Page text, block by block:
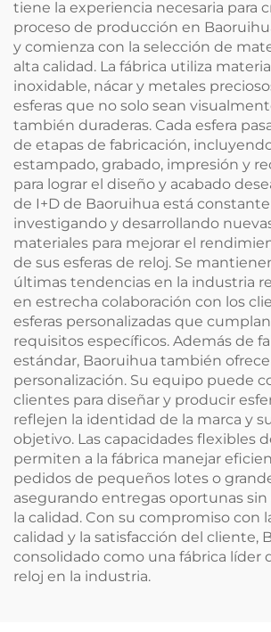
tiene la experiencia necesaria para
proceso de producción en
y comienza con la selección de
alta calidad. La fábrica utiliza
inoxidable, nácar y metales
esferas que no solo sean
también duraderas. Cada esfera
de etapas de fabricación,
estampado, grabado, impresión y
para lograr el diseño y acabado
de I+D de Baoruihua está
investigando y desarrollando
materiales para mejorar el
de sus esferas de reloj. Se
últimas tendencias en la industria
en estrecha colaboración con los
esferas personalizadas que
requisitos específicos. Además de
estándar, Baoruihua también
personalización. Su equipo puede
clientes para diseñar y producir
reflejen la identidad de la marca y
objetivo. Las capacidades flexibles
permiten a la fábrica manejar
pedidos de pequeños lotes o
asegurando entregas oportunas
la calidad. Con su compromiso con
calidad y la satisfacción del cliente,
consolidado como una fábrica líder
reloj en la industria.